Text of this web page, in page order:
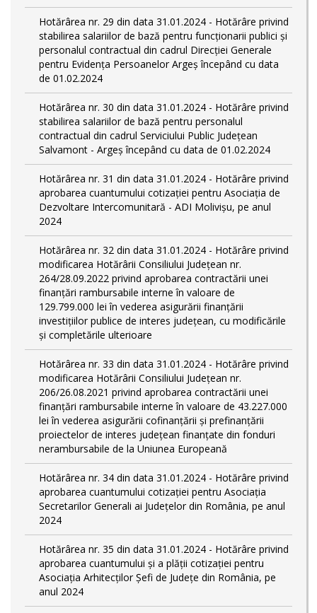
Hotărârea nr. 29 din data 31.01.2024 - Hotărâre privind
stabilirea salariilor de bază pentru funcționarii publici și
personalul contractual din cadrul Direcției Generale
pentru Evidența Persoanelor Argeş începând cu data
de 01.02.2024
Hotărârea nr. 30 din data 31.01.2024 - Hotărâre privind
stabilirea salariilor de bază pentru personalul
contractual din cadrul Serviciului Public Județean
Salvamont - Argeș începând cu data de 01.02.2024
Hotărârea nr. 31 din data 31.01.2024 - Hotărâre privind
aprobarea cuantumului cotizației pentru Asociația de
Dezvoltare Intercomunitară - ADI Molivișu, pe anul
2024
Hotărârea nr. 32 din data 31.01.2024 - Hotărâre privind
modificarea Hotărârii Consiliului Județean nr.
264/28.09.2022 privind aprobarea contractării unei
finanțări rambursabile interne în valoare de
129.799.000 lei în vederea asigurării finanțării
investițiilor publice de interes județean, cu modificările
și completările ulterioare
Hotărârea nr. 33 din data 31.01.2024 - Hotărâre privind
modificarea Hotărârii Consiliului Județean nr.
206/26.08.2021 privind aprobarea contractării unei
finanțări rambursabile interne în valoare de 43.227.000
lei în vederea asigurării cofinanțării și prefinanțării
proiectelor de interes județean finanțate din fonduri
nerambursabile de la Uniunea Europeană
Hotărârea nr. 34 din data 31.01.2024 - Hotărâre privind
aprobarea cuantumului cotizației pentru Asociația
Secretarilor Generali ai Județelor din România, pe anul
2024
Hotărârea nr. 35 din data 31.01.2024 - Hotărâre privind
aprobarea cuantumului și a plății cotizației pentru
Asociația Arhitecților Șefi de Județe din România, pe
anul 2024